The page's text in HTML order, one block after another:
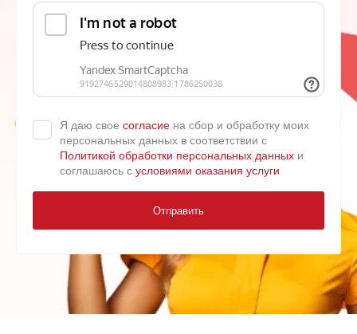
Отправить
Я даю свое согласие на сбор и обработку моих
персональных данных в соответствии с
Политикой обработки персональных данных и
соглашаюсь с условиями оказания услуги